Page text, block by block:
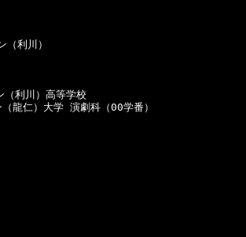
利川）
（利川）高等学校
大学 演劇科（00学番）